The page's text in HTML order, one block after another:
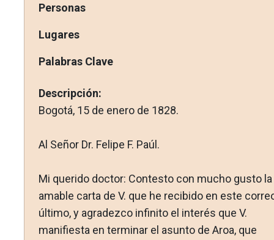
Personas
Lugares
Palabras Clave
Descripción:
Bogotá, 15 de enero de 1828.
Al Señor Dr. Felipe F. Paúl.
Mi querido doctor: Contesto con mucho gusto la
amable carta de V. que he recibido en este
último, y agradezco infinito el interés que V.
manifiesta en terminar el asunto de Aroa, que